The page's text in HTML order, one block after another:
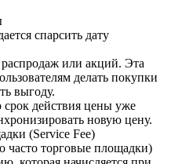
спарсить дату
или акций. Эта
делать покупки
выгоду.
срок действия цены уже
новую цену.
(Service Fee)
часто торговые площадки)